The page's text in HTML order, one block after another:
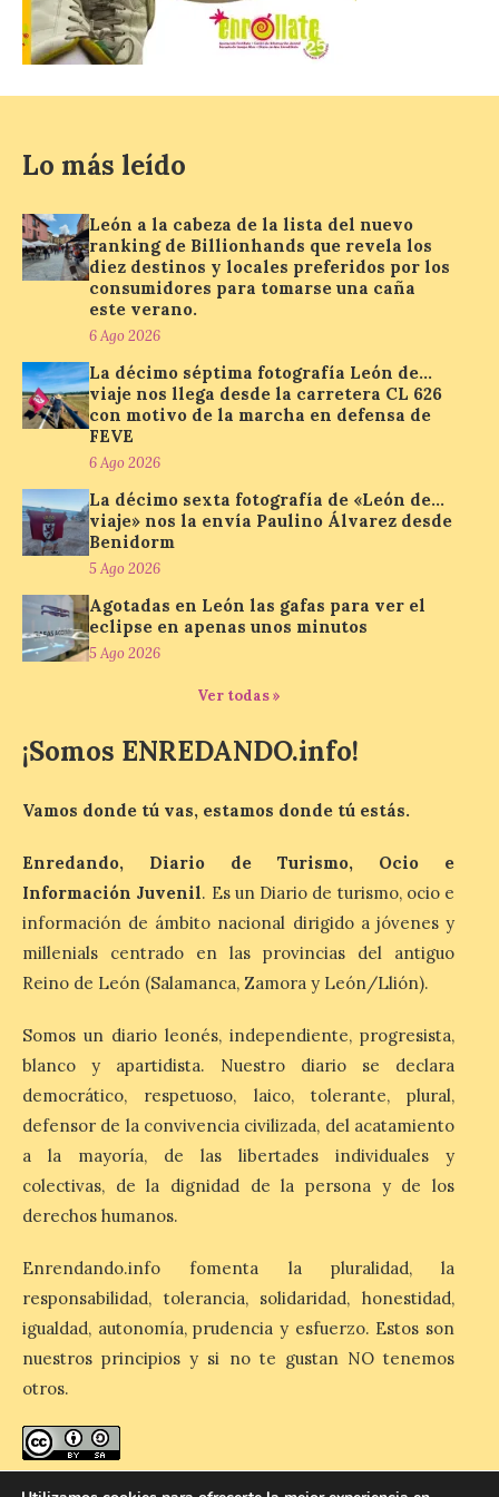
con más de 8,7 millones de
euros de inversión
Industria, Universidades,
Empleo y Comercio
euros al programa JOVEL
2026, cofinanciado por el Fondo Social
Europeo Plus (FSE+), para favorecer la
contratación temporal de 300 jóvenes
desempleados inscritos en el Sistema
Nacional de […]
En la Comarca de Liébana
tienes 6 rincones únicos
para ver el Eclipse de Sol
6 Ago 2026
Miradores naturales,
pueblos con alma y
convierten la Comarca de
Liébana en uno de los
destinos más bonitos para disfrutar de
este fenómeno astronómico único. Un
eclipse total de sol será visible en la
Península Ibérica durante […]
del nuevo ranking de
los diez destinos y locales
preferidos por los
consumidores para
tomarse una caña este
verano.
6 Ago 2026
El nuevo ranking de
Billionhands revela los
diez destinos y locales
consumidores para
tomarse una caña este verano, con León y
Madrid a la cabeza de la lista. Salamanca
ocupa el noveno lugar. Los españoles
priorizan las […]
El Ayuntamiento de La
Bañeza presenta el
Festival One More Time,
una cita con la música de
los 80 y 90 para el 16 de
6 Ago 2026
Lo más leído
León a la cabeza de la lista del nuevo
ranking de Billionhands que revela los
diez destinos y locales preferidos por los
consumidores para tomarse una caña
este verano.
6 Ago 2026
La décimo séptima fotografía León de…
viaje nos llega desde la carretera CL 626
con motivo de la marcha en defensa de
FEVE
6 Ago 2026
La décimo sexta fotografía de «León de…
viaje» nos la envía Paulino Álvarez desde
Benidorm
5 Ago 2026
Agotadas en León las gafas para ver el
eclipse en apenas unos minutos
5 Ago 2026
Ver todas »
¡Somos ENREDANDO.info!
Vamos donde tú vas, estamos donde tú estás.
Enredando, Diario de Turismo, Ocio e
Información Juvenil. Es un Diario de turismo, ocio e
información de ámbito nacional dirigido a jóvenes y
millenials centrado en las provincias del antiguo
Reino de León (Salamanca, Zamora y León/Llión).
Somos un diario leonés, independiente, progresista,
blanco y apartidista. Nuestro diario se declara
democrático, respetuoso, laico, tolerante, plural,
defensor de la convivencia civilizada, del acatamiento
a la mayoría, de las libertades individuales y
colectivas, de la dignidad de la persona y de los
derechos humanos.
Enrendando.info fomenta la pluralidad, la
responsabilidad, tolerancia, solidaridad, honestidad,
igualdad, autonomía, prudencia y esfuerzo. Estos son
nuestros principios y si no te gustan NO tenemos
otros.